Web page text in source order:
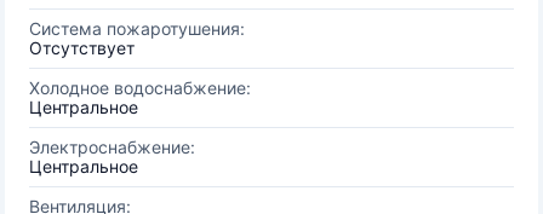
Система пожаротушения:
Отсутствует
Холодное водоснабжение:
Центральное
Электроснабжение:
Центральное
Вентиляция: